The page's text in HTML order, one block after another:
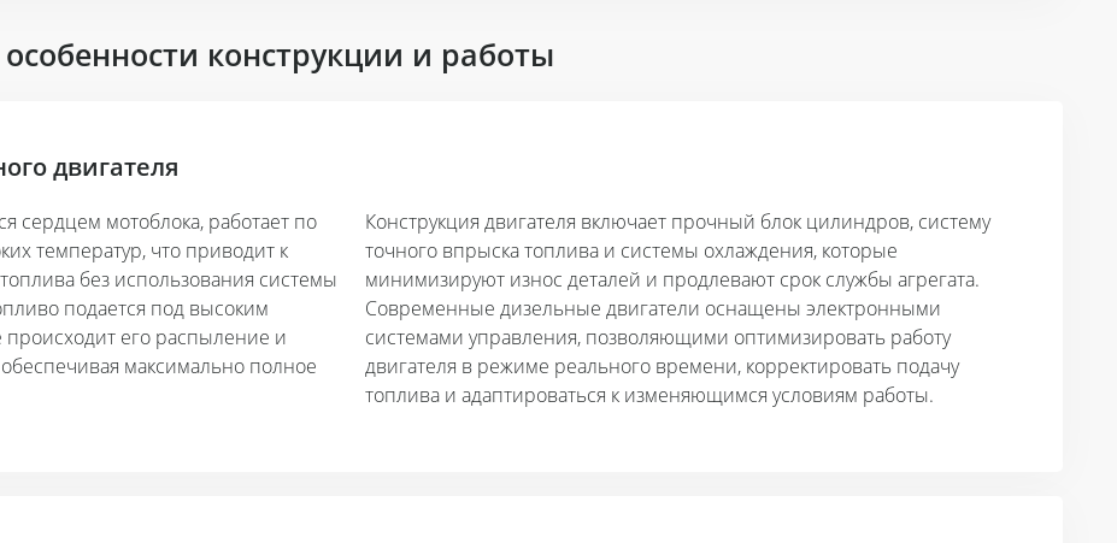
конструкции и работы
двигателя
сердцем мотоблока, работает по
температур, что приводит к
без использования системы
подается под высоким
происходит его распыление и
максимально полное
Конструкция двигателя включает прочный блок цилиндров, систему
точного впрыска топлива и системы охлаждения, которые
минимизируют износ деталей и продлевают срок службы агрегата.
Современные дизельные двигатели оснащены электронными
системами управления, позволяющими оптимизировать работу
двигателя в режиме реального времени, корректировать подачу
топлива и адаптироваться к изменяющимся условиям работы.